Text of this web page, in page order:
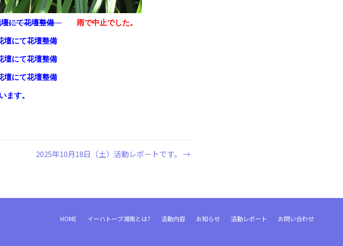
壇にて花壇整備 雨で中止でした。
て花壇整備
て花壇整備
て花壇整備
す。
2025年10月18日（土）活動レポ－トです。 →
HOME イーハトーブ湘南とは? 活動内容 お知らせ 活動レポート お問い合わせ